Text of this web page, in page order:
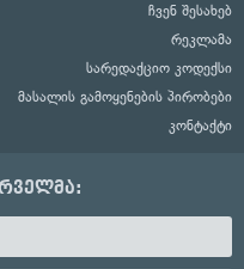
ჩვენ შესახებ
რეკლამა
სარედაქციო კოდექსი
მასალის გამოყენების პირობები
კონტაქტი